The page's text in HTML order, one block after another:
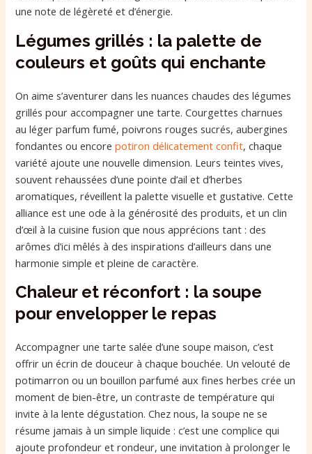
une note de légèreté et d’énergie.
Légumes grillés : la palette de
couleurs et goûts qui enchante
On aime s’aventurer dans les nuances chaudes des légumes
grillés pour accompagner une tarte. Courgettes charnues
au léger parfum fumé, poivrons rouges sucrés, aubergines
fondantes ou encorepotiron délicatement confit, chaque
variété ajoute une nouvelle dimension. Leurs teintes vives,
souvent rehaussées d’une pointe d’ail et d’herbes
aromatiques, réveillent la palette visuelle et gustative. Cette
alliance est une ode à la générosité des produits, et un clin
d’œil à la cuisine fusion que nous apprécions tant : des
arômes d’ici mêlés à des inspirations d’ailleurs dans une
harmonie simple et pleine de caractère.
Chaleur et réconfort : la soupe
pour envelopper le repas
Accompagner une tarte salée d’une soupe maison, c’est
offrir un écrin de douceur à chaque bouchée. Un velouté de
potimarron ou un bouillon parfumé aux fines herbes crée un
moment de bien-être, un contraste de température qui
invite à la lente dégustation. Chez nous, la soupe ne se
résume jamais à un simple liquide : c’est une complice qui
ajoute profondeur et rondeur, une invitation à prolonger le